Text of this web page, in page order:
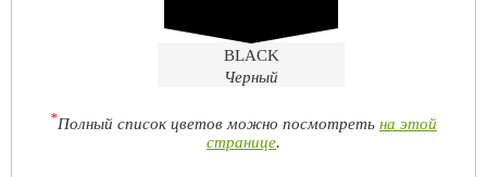
BLACK
Черный
*Полный список цветов можно посмотреть на этой
странице.